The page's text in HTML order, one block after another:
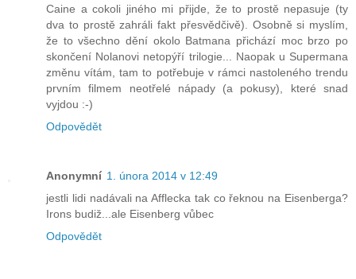
Caine a cokoli jiného mi přijde, že to prostě nepasuje (ty
dva to prostě zahráli fakt přesvědčivě). Osobně si myslím,
že to všechno dění okolo Batmana přichází moc brzo po
skončení Nolanovi netopýří trilogie... Naopak u Supermana
změnu vítám, tam to potřebuje v rámci nastoleného trendu
prvním filmem neotřelé nápady (a pokusy), které snad
vyjdou :-)
Odpovědět
Anonymní 1. února 2014 v 12:49
jestli lidi nadávali na Afflecka tak co řeknou na Eisenberga?
Irons budiž...ale Eisenberg vůbec
Odpovědět